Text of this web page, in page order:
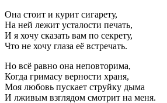
Она стоит и курит сигарету,
На ней лежит усталости печать,
И я хочу сказать вам по секрету,
Что не хочу глаза её встречать.
Но всё равно она неповторима,
Когда гримасу верности храня,
Моя любовь пускает струйку дыма
И лживым взглядом смотрит на меня.